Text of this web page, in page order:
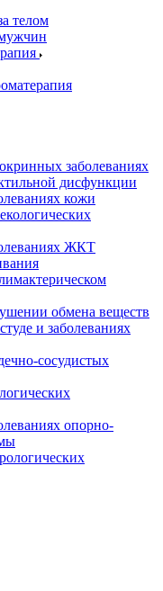
телом
заболеваниях
дисфункции
кожи
ЖКТ
обмена веществ
и заболеваниях
сосудистых
опорно-